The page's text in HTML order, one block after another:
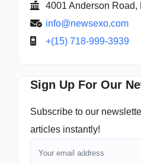
4001 Anderson Road,
info@newsexo.com
+(15) 718-999-3939
Sign Up For Our
Subscribe to our
articles instantly!